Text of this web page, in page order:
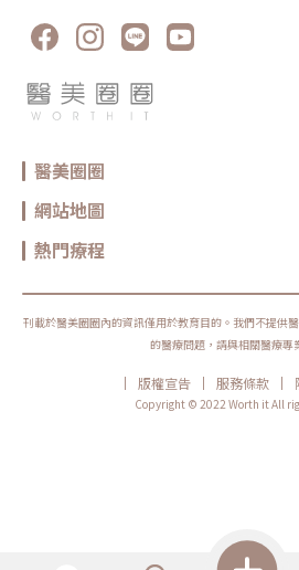
內，早晚可使用冷開水或生理食鹽水輕柔洗
然後塗抹藥膏，療程患部應盡量保持乾爽，
多人總會擔憂雷射會對皮膚造成傷害，雷射
實際上，年齡在25歲之後，皮膚中的膠原蛋
皮膚變得較薄。而雷射是透過選擇性的熱作
成，使真皮層的膠原纖維和彈性纖維發生分
排列。這種作用有利於恢復皮膚彈性，並減輕
並不會讓皮膚變薄，相反地，還能促進提升皮
射除斑只要1次療程就能完全改善嗎？雷射
月。療程次數主要會受到以下2種因素影響：
類型會導致雷射療程次數的差異，如果斑點面
備，例如二氧化碳雷射、彩光、鑽石複合雷
程即可達到令人理想的狀態。但是像太田痣
程需相隔3個月以上為佳。而真皮層的色素斑
應很好，通常只要3至4次的療程即可。但是
沉。不必擔心！這是正常現象，黑色素會慢
痕嗎？因為特定波長的雷射能夠穿透皮膚表
織，僅對色素顆粒產生作用，對皮膚表皮基
會再度形成。雖然大部分情況下雀斑在接受
繁曝曬且缺乏適當防曬，仍有可能讓雀斑重
醫美圈圈
網站地圖
熱門療程
刊載於醫美圈圈內的資訊僅用於教育目的。我們不提供
的醫療問題，請與相關醫療專
| 版權宣告 | 服務條款 |
Copyright © 2022 Worth it All